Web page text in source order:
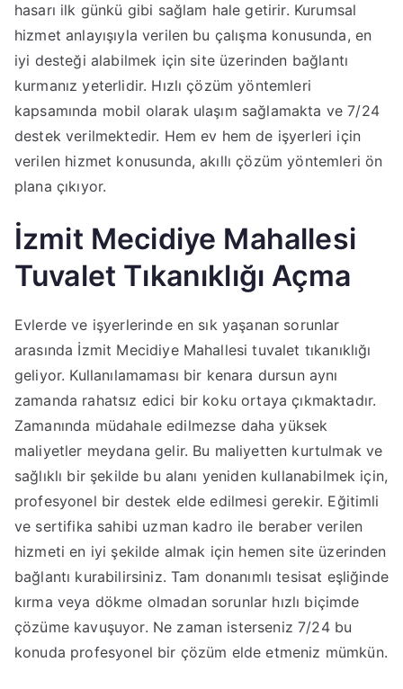
hasarı ilk günkü gibi sağlam hale getirir. Kurumsal
hizmet anlayışıyla verilen bu çalışma konusunda, en
iyi desteği alabilmek için site üzerinden bağlantı
kurmanız yeterlidir. Hızlı çözüm yöntemleri
kapsamında mobil olarak ulaşım sağlamakta ve 7/24
destek verilmektedir. Hem ev hem de işyerleri için
verilen hizmet konusunda, akıllı çözüm yöntemleri ön
plana çıkıyor.
İzmit Mecidiye Mahallesi
Tuvalet Tıkanıklığı Açma
Evlerde ve işyerlerinde en sık yaşanan sorunlar
arasında İzmit Mecidiye Mahallesi tuvalet tıkanıklığı
geliyor. Kullanılamaması bir kenara dursun aynı
zamanda rahatsız edici bir koku ortaya çıkmaktadır.
Zamanında müdahale edilmezse daha yüksek
maliyetler meydana gelir. Bu maliyetten kurtulmak ve
sağlıklı bir şekilde bu alanı yeniden kullanabilmek için,
profesyonel bir destek elde edilmesi gerekir. Eğitimli
ve sertifika sahibi uzman kadro ile beraber verilen
hizmeti en iyi şekilde almak için hemen site üzerinden
bağlantı kurabilirsiniz. Tam donanımlı tesisat eşliğinde
kırma veya dökme olmadan sorunlar hızlı biçimde
çözüme kavuşuyor. Ne zaman isterseniz 7/24 bu
konuda profesyonel bir çözüm elde etmeniz mümkün.